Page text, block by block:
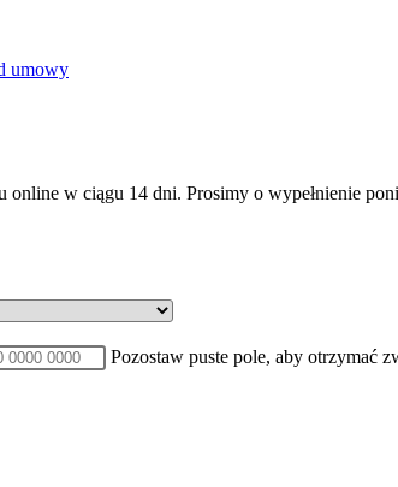
umowy
w ciągu 14 dni. Prosimy o wypełnienie
Pozostaw puste pole, aby otrzymać